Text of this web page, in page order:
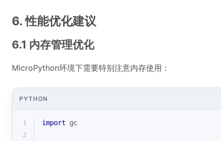
6. 性能优化建议
6.1 内存管理优化
MicroPython环境下需要特别注意内存使用：
PYTHON
1 import gc
2